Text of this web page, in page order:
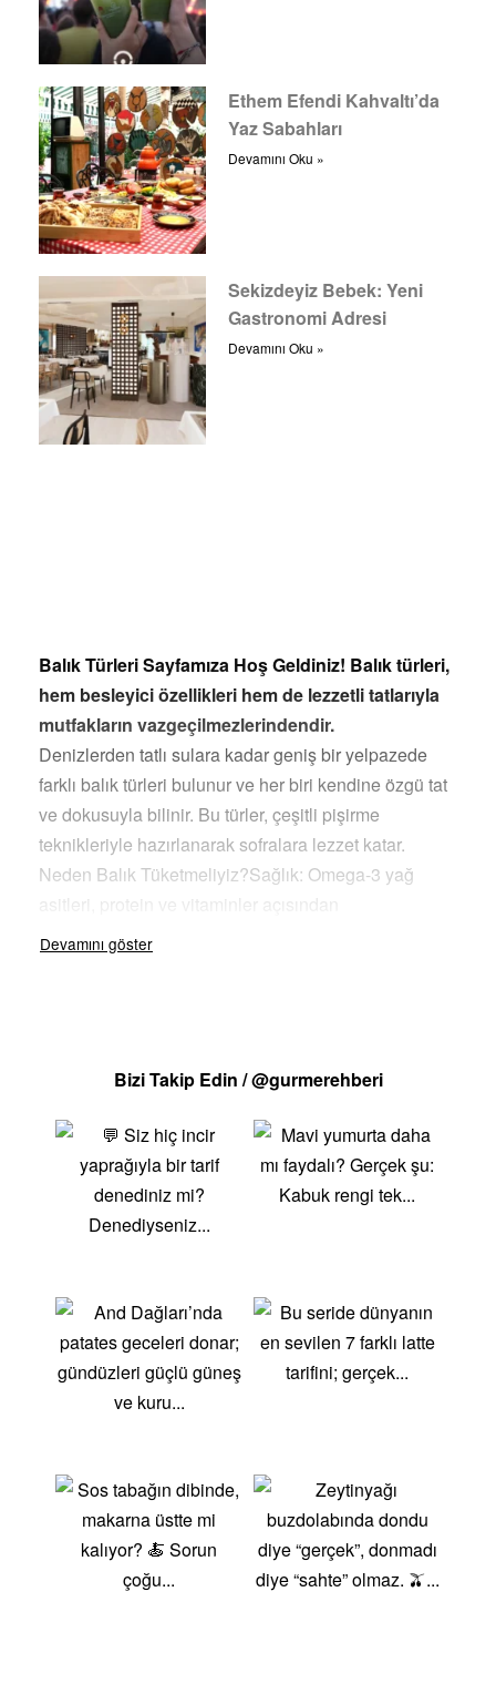
Ethem Efendi Kahvaltı’da
Yaz Sabahları
Devamını Oku »
Sekizdeyiz Bebek: Yeni
Gastronomi Adresi
Devamını Oku »
Balık Türleri Sayfamıza Hoş Geldiniz! Balık türleri,
hem besleyici özellikleri hem de lezzetli tatlarıyla
mutfakların vazgeçilmezlerindendir.
Denizlerden tatlı sulara kadar geniş bir yelpazede
farklı balık türleri bulunur ve her biri kendine özgü tat
ve dokusuyla bilinir. Bu türler, çeşitli pişirme
teknikleriyle hazırlanarak sofralara lezzet katar.
Neden Balık Tüketmeliyiz?Sağlık: Omega-3 yağ
asitleri, protein ve vitaminler açısından
zengindir.Lezzet: Farklı balık türleri, çeşitli pişirme
açısından zengin, lezzetli ve çok yönlü bir
harika olur.Palamut: Yoğun tatlı ve yağlı, özellikle
Türk mutfağında sıkça kullanılır.Hamsi: Küçük
boyutlu, çıtır çıtır kızartmalık bir lezzet.Alabalık: Tatlı
su balığı, ızgara veya fırında enfes olur.Yaratıcılığınızı
deneyerek çeşitli tarifler oluşturun. Balıklarla yapılan
yemeklerin sağlıklı ve lezzetli dünyasına adım atın!
Afiyet olsun!
Bizi Takip Edin / @gurmerehberi